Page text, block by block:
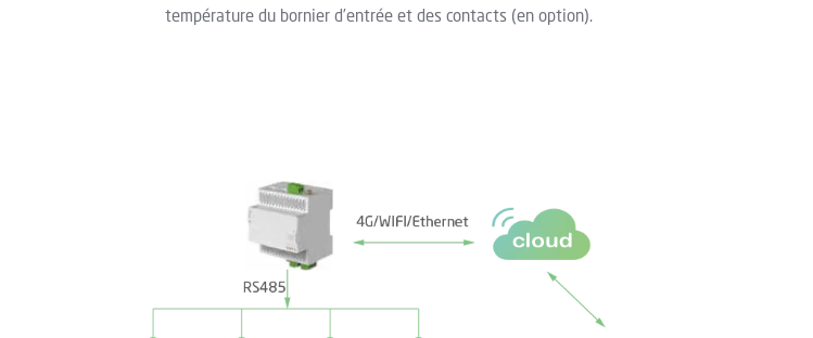
température du bornier d’entrée et des contacts (en option).